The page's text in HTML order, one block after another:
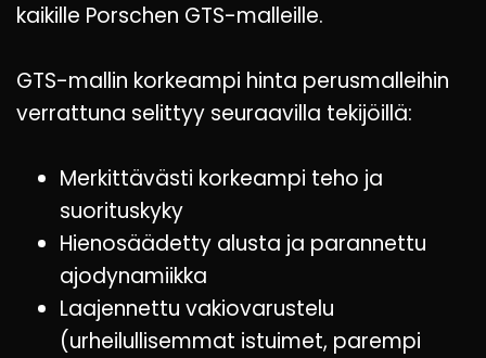
kaikille Porschen GTS-malleille.
GTS-mallin korkeampi hinta perusmalleihin
verrattuna selittyy seuraavilla tekijöillä:
Merkittävästi korkeampi teho ja
suorituskyky
Hienosäädetty alusta ja parannettu
ajodynamiikka
Laajennettu vakiovarustelu
(urheilullisemmat istuimet, parempi